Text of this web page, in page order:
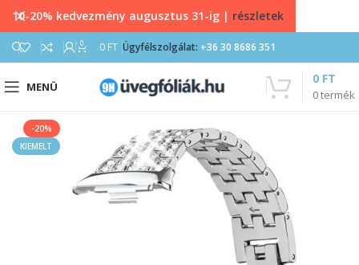
0 0 FT Ügyfélszolgálat: +36 30 8686 351
MENÜ
0termék
0 FT
-20%
KIEMELT
10-20% kedvezmény augusztus 31-ig | részletek